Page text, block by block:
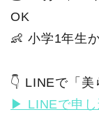
OK
👶 小学1年生
👇 LINEで「
▶ LINEで申し